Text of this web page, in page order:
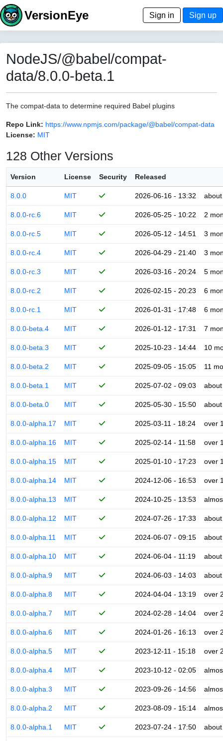
VersionEye Sign in Sign up
NodeJS/@babel/compat-
data/8.0.0-beta.1
The compat-data to determine required Babel plugins
Repo Link: https://www.npmjs.com/package/@babel/compat-data
License: MIT
128 Other Versions
Version License Security Released
8.0.0 MIT 2026-06-16 - 13:32
8.0.0-rc.6 MIT 2026-05-25 - 10:22 2
8.0.0-rc.5 MIT 2026-05-12 - 14:51 3
8.0.0-rc.4 MIT 2026-04-29 - 21:40 3
8.0.0-rc.3 MIT 2026-03-16 - 20:24 5
8.0.0-rc.2 MIT 2026-02-15 - 20:23 6
8.0.0-rc.1 MIT 2026-01-31 - 17:48 6
8.0.0-beta.4 MIT 2026-01-12 - 17:31 7
8.0.0-beta.3 MIT 2025-10-23 - 14:44 10
8.0.0-beta.2 MIT 2025-09-05 - 15:05 11
8.0.0-beta.1 MIT 2025-07-02 - 09:03
8.0.0-beta.0 MIT 2025-05-30 - 15:50
8.0.0-alpha.17 MIT 2025-03-11 - 18:24 over
8.0.0-alpha.16 MIT 2025-02-14 - 11:58 over
8.0.0-alpha.15 MIT 2025-01-10 - 17:23 over
8.0.0-alpha.14 MIT 2024-12-06 - 16:53 over
8.0.0-alpha.13 MIT 2024-10-25 - 13:53
8.0.0-alpha.12 MIT 2024-07-26 - 17:33
8.0.0-alpha.11 MIT 2024-06-07 - 09:15
8.0.0-alpha.10 MIT 2024-06-04 - 11:19
8.0.0-alpha.9 MIT 2024-06-03 - 14:03
8.0.0-alpha.8 MIT 2024-04-04 - 13:19 over
8.0.0-alpha.7 MIT 2024-02-28 - 14:04 over
8.0.0-alpha.6 MIT 2024-01-26 - 16:13 over
8.0.0-alpha.5 MIT 2023-12-11 - 15:18 over
8.0.0-alpha.4 MIT 2023-10-12 - 02:05
8.0.0-alpha.3 MIT 2023-09-26 - 14:56
8.0.0-alpha.2 MIT 2023-08-09 - 15:14
8.0.0-alpha.1 MIT 2023-07-24 - 17:50